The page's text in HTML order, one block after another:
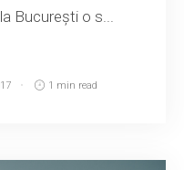
București o s...
1 min read